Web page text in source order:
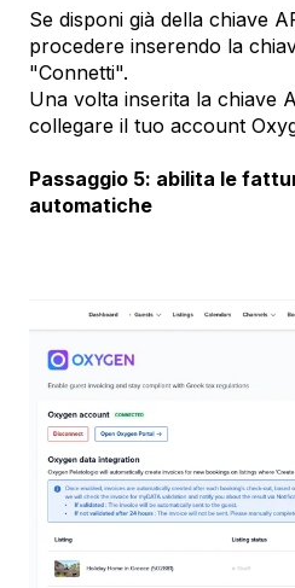
Se disponi già della chiave
procedere inserendo la
"Connetti".
Una volta inserita la chiave
collegare il tuo account
Passaggio 5: abilita le
automatiche